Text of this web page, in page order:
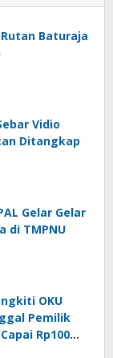
Baturaja
Vidio
Ditangkap
Gelar Gelar
di TMPNU
OKU
Pemilik
Rp100